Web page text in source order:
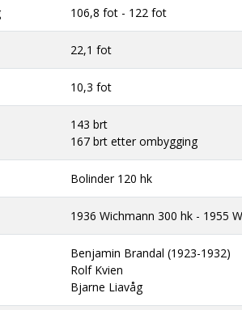
106,8 fot - 122 fot
22,1 fot
10,3 fot
143 brt
167 brt etter ombygging
Bolinder 120 hk
1936 Wichmann 300 hk - 1955
Benjamin Brandal (1923-1932)
Rolf Kvien
Bjarne Liavåg